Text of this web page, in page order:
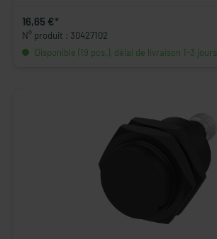
16,65 €*
N° produit : 30427102
Disponible (19 pcs.), délai de livraison 1-3 jours